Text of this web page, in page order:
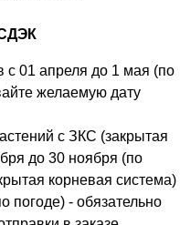
с 01 апреля до 1 мая (по
желаемую дату
с ЗКС (закрытая
до 30 ноября (по
корневая система)
погоде) - обязательно